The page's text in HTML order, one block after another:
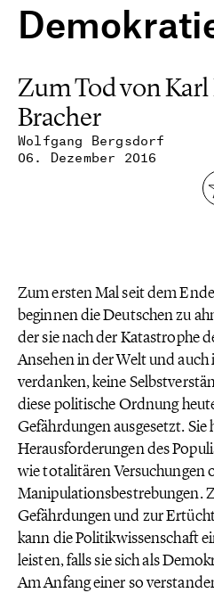
Wolfgang Bergsdorf
06. Dezember 2016
Zum Tod von
Bracher
Zum ersten Mal seit dem
beginnen die Deutschen zu
der sie nach der Katastrophe
Ansehen in der Welt und
verdanken, keine
diese politische Ordnung
Gefährdungen ausgesetzt. Sie
Herausforderungen des
wie totalitären Versuchungen
Manipulationsbestrebungen.
Gefährdungen und zur
kann die Politikwissenschaft
leisten, falls sie sich als
Am Anfang einer so